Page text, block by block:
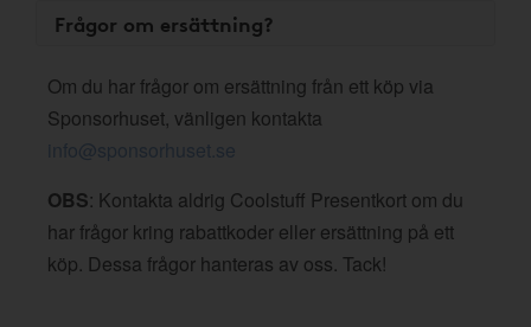
Frågor om ersättning?
Om du har frågor om ersättning från ett köp via
Sponsorhuset, vänligen kontakta
info@sponsorhuset.se
OBS: Kontakta aldrig Coolstuff Presentkort om du
har frågor kring rabattkoder eller ersättning på ett
köp. Dessa frågor hanteras av oss. Tack!